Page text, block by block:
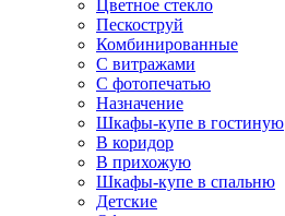
Цветное стекло
Пескоструй
Комбинированные
С витражами
С фотопечатью
Назначение
Шкафы-купе в гостиную
В коридор
В прихожую
Шкафы-купе в спальню
Детские